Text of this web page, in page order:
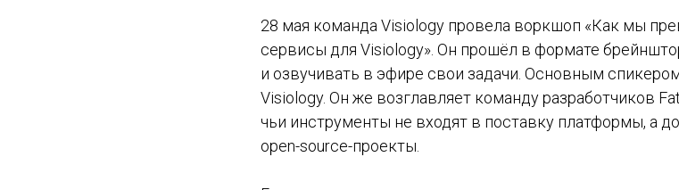
28 мая команда Visiology провела воркшоп «Как мы
сервисы для Visiology». Он прошёл в формате
и озвучивать в эфире свои задачи. Основным
Visiology. Он же возглавляет команду разработчиков
чьи инструменты не входят в поставку платформы, а
open-source-проекты.